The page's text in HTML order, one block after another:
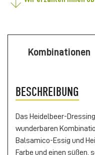
Kombinationen
BESCHREIBUNG
Das Heidelbeer-
wunderbaren
Balsamico-Essig und
Farbe und einen süßen,